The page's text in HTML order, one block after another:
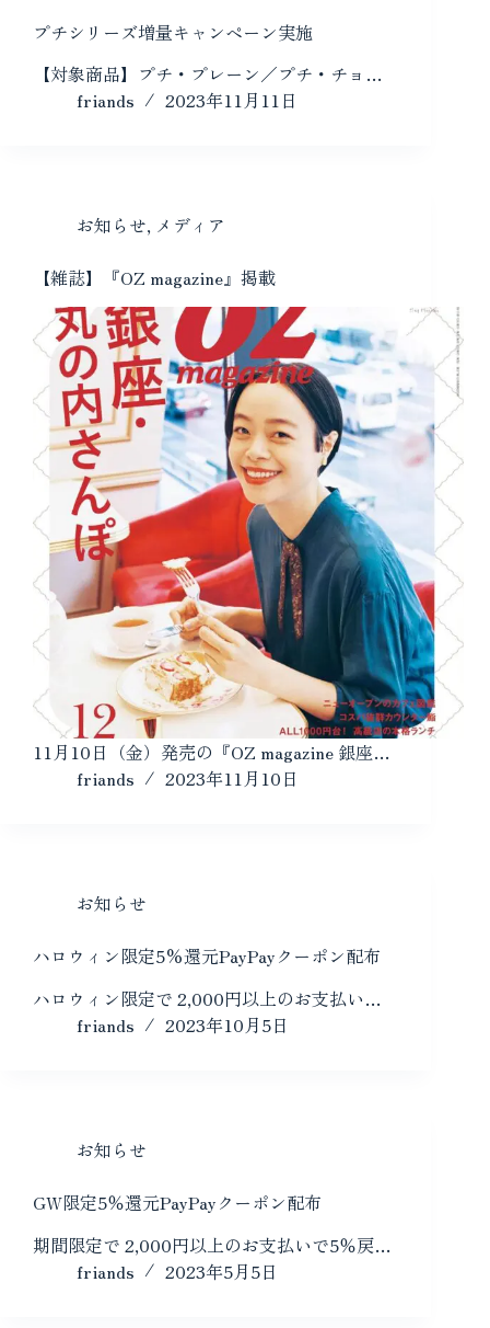
プチシリーズ増量キャンペーン実施
【対象商品】プチ・プレーン／プチ・チョ…
friands
2023年11月11日
お知らせ, メディア
【雑誌】『OZ magazine』掲載
11月10日（金）発売の『OZ magazine 銀座…
friands
2023年11月10日
お知らせ
ハロウィン限定5%還元PayPayクーポン配布
ハロウィン限定で 2,000円以上のお支払い…
friands
2023年10月5日
お知らせ
GW限定5％還元PayPayクーポン配布
期間限定で 2,000円以上のお支払いで5％戻…
friands
2023年5月5日